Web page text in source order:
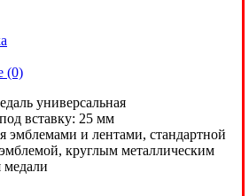
(0)
универсальная
вставку: 25 мм
эмблемами и лентами, стандартной
круглым металлическим
медали